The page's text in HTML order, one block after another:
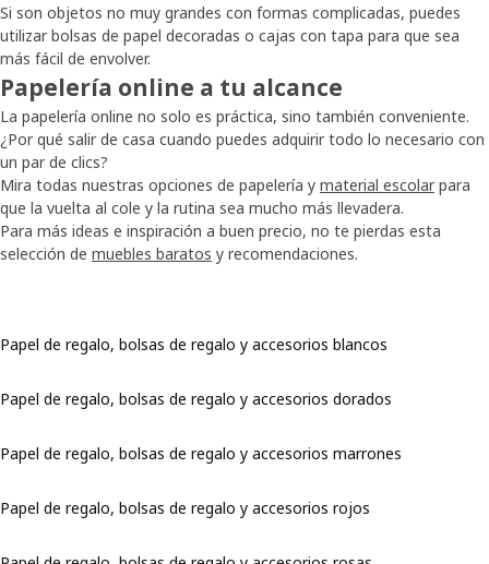
Si son objetos no muy grandes con formas complicadas, puedes
utilizar bolsas de papel decoradas o cajas con tapa para que sea
más fácil de envolver.
Papelería online a tu alcance
La papelería online no solo es práctica, sino también conveniente.
¿Por qué salir de casa cuando puedes adquirir todo lo necesario con
un par de clics?
Mira todas nuestras opciones de papelería y material escolar para
que la vuelta al cole y la rutina sea mucho más llevadera.
Para más ideas e inspiración a buen precio, no te pierdas esta
selección de muebles baratos y recomendaciones.
Papel de regalo, bolsas de regalo y accesorios blancos
Papel de regalo, bolsas de regalo y accesorios dorados
Papel de regalo, bolsas de regalo y accesorios marrones
Papel de regalo, bolsas de regalo y accesorios rojos